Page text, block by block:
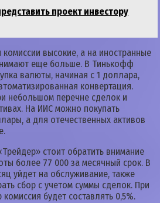
проект инвестору
высокие, а на иностранные
еще больше. В Тинькофф
валюты, начиная с 1 доллара,
конвертация.
небольшом перечне сделок и
На ИИС можно покупать
а для отечественных активов
стоит обратить внимание
более 77 000 за месячный срок. В
уйдет на обслуживание, также
сбор с учетом суммы сделок. При
будет составлять 0,5%.